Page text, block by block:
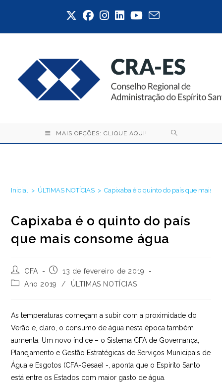
MAIS OPÇÕES: CLIQUE AQUI!
Inicial > ÚLTIMAS NOTÍCIAS > Capixaba é o quinto do país que mais
Capixaba é o quinto do país
que mais consome água
Autor
do
post:
CFA
Post
publicado:
13 de fevereiro de 2019
Categoria
Ano 2019 / ÚLTIMAS NOTÍCIAS
As temperaturas começam a subir com a proximidade do
Verão e, claro, o consumo de água nesta época também
aumenta. Um novo índice – o Sistema CFA de Governança,
Planejamento e Gestão Estratégicas de Serviços Municipais de
Água e Esgotos (CFA-Gesae) -, aponta que o Espírito Santo
está entre os Estados com maior gasto de água.